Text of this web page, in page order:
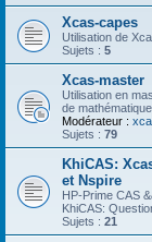
Xcas-capes
Utilisation de
Sujets : 5
Xcas-master
Utilisation en
de
Modérateur :
Sujets : 79
KhiCAS:
et Nspire
HP-Prime CAS
KhiCAS:
Sujets : 21